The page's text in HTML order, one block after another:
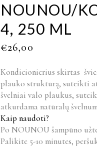
NOUNOU/
4, 250 ML
€26,00
Kondicionierius skirtas
plauko struktūrą, suteikti
švelniai valo plaukus,
atkurdama natūralų
Kaip naudoti?
Po NOUNOU šampūno
Palikite 5-10 minutes,